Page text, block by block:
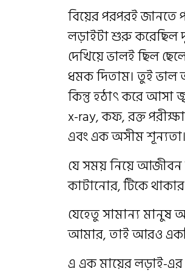
বিয়ের পরপরই জানতে
লড়াইটা শুরু করেছিল
দেখিয়ে ভালই ছিল
ধমক দিতাম। তুই ভাল
কিন্তু হঠাৎ করে আসা
x-ray, কফ, রক্ত
এবং এক অসীম শূন্যতা।
যে সময় নিয়ে আজীবন
কাটানোর, টিকে থাকার
যেহেতু সামান্য
আমার, তাই আরও
এ এক মায়ের লড়াই-এর